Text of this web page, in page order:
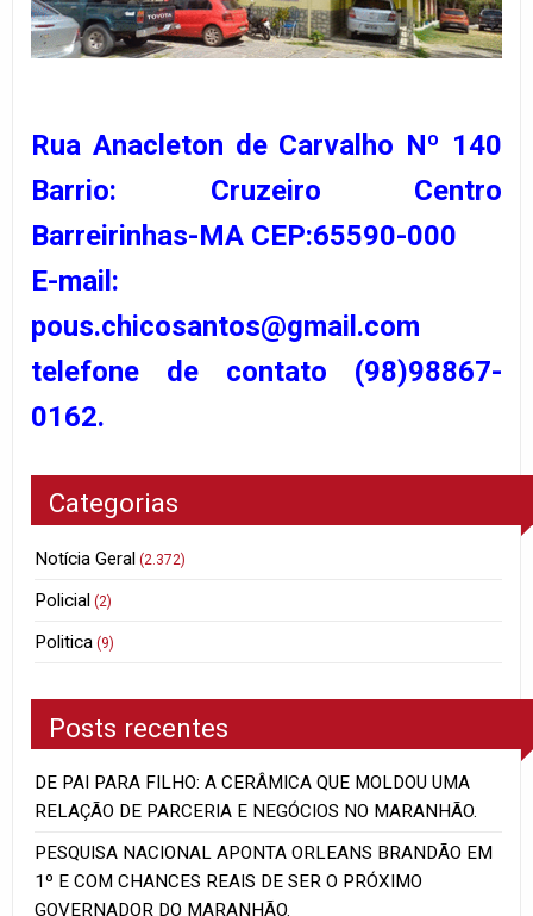
Rua Anacleton de Carvalho Nº 140
Barrio: Cruzeiro Centro
Barreirinhas-MA CEP:65590-000
E-mail:
pous.chicosantos@gmail.com
telefone de contato (98)98867-
0162.
Categorias
Notícia Geral (2.372)
Policial (2)
Politica (9)
Posts recentes
DE PAI PARA FILHO: A CERÂMICA QUE MOLDOU UMA
RELAÇÃO DE PARCERIA E NEGÓCIOS NO MARANHÃO.
PESQUISA NACIONAL APONTA ORLEANS BRANDÃO EM
1º E COM CHANCES REAIS DE SER O PRÓXIMO
GOVERNADOR DO MARANHÃO.